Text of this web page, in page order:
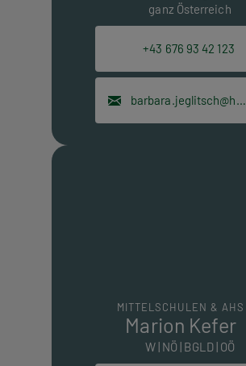
ganz Österreich
+43 676 93 42 123
barbara.jeglitsch@hpt.at
MITTELSCHULEN & AHS
Marion Kefer
W | NÖ | BGLD | OÖ